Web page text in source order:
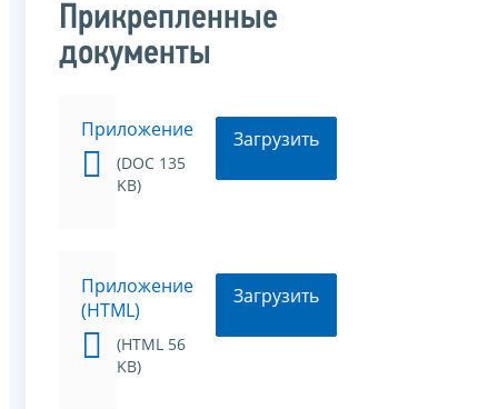
Прикрепленные
документы
Приложение
(DOC 135
KB)
Загрузить
Приложение
(HTML)
(HTML 56
KB)
Загрузить